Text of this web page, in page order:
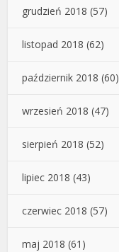
grudzień 2018 (57)
listopad 2018 (62)
październik 2018 (60)
wrzesień 2018 (47)
sierpień 2018 (52)
lipiec 2018 (43)
czerwiec 2018 (57)
maj 2018 (61)